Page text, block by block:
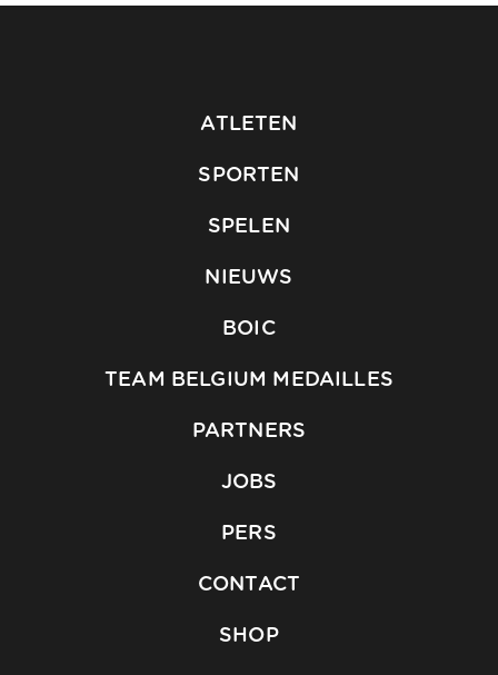
ATLETEN
SPORTEN
SPELEN
NIEUWS
BOIC
TEAM BELGIUM MEDAILLES
PARTNERS
JOBS
PERS
CONTACT
SHOP